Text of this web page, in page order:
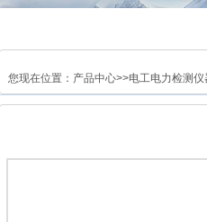
您现在位置： 产品中心>>电工电力检测仪